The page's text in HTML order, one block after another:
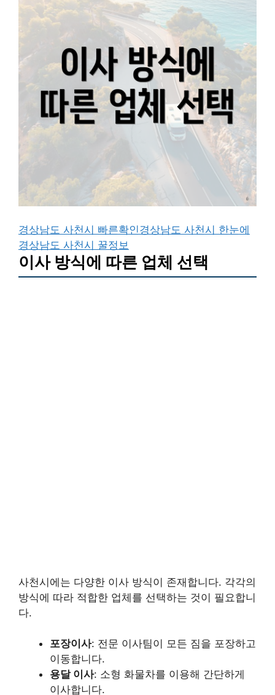
경상남도 사천시 빠른확인경상남도 사천시 한눈에
경상남도 사천시 꿀정보
이사 방식에 따른 업체 선택
사천시에는 다양한 이사 방식이 존재합니다. 각각의
방식에 따라 적합한 업체를 선택하는 것이 필요합니
다.
포장이사: 전문 이사팀이 모든 짐을 포장하고
이동합니다.
용달 이사: 소형 화물차를 이용해 간단하게
이사합니다.